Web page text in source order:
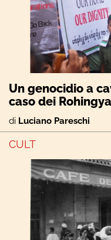
Un genocidio a
caso dei Rohingya
di Luciano Pareschi
CULT